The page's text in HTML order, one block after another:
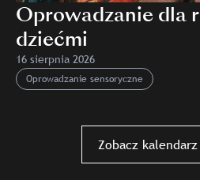
Oprowadzanie dla
dziećmi
16 sierpnia 2026
Oprowadzanie sensoryczne
Zobacz